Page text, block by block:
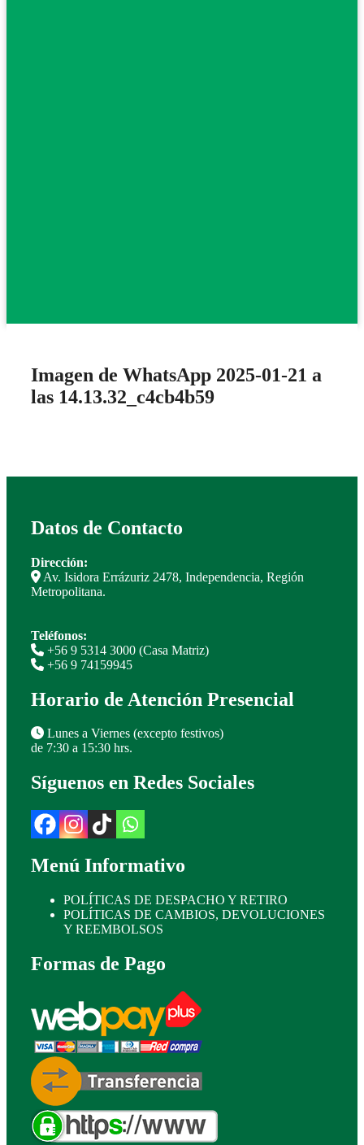
Imagen de WhatsApp 2025-01-21 a
las 14.13.32_c4cb4b59
Datos de Contacto
Dirección:
Av. Isidora Errázuriz 2478, Independencia, Región
Metropolitana.
Teléfonos:
+56 9 5314 3000 (Casa Matriz)
+56 9 74159945
Horario de Atención Presencial
Lunes a Viernes (excepto festivos)
de 7:30 a 15:30 hrs.
Síguenos en Redes Sociales
Menú Informativo
POLÍTICAS DE DESPACHO Y RETIRO
POLÍTICAS DE CAMBIOS, DEVOLUCIONES
Y REEMBOLSOS
Formas de Pago